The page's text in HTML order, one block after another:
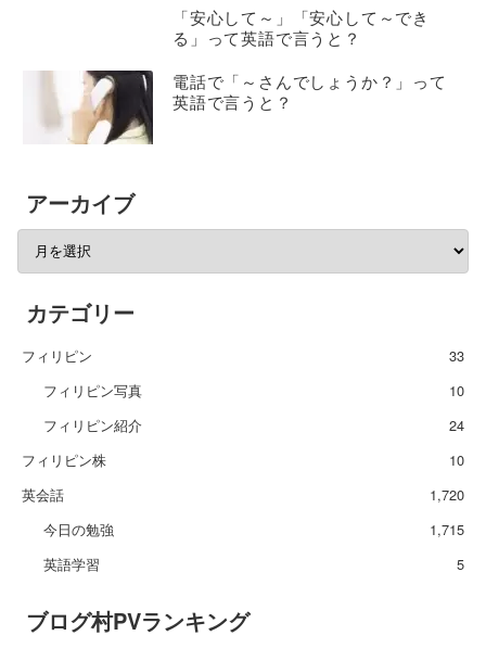
「安心して～」「安心して～でき
る」って英語で言うと？
電話で「～さんでしょうか？」って
英語で言うと？
アーカイブ
カテゴリー
フィリピン
33
フィリピン写真
10
フィリピン紹介
24
フィリピン株
10
英会話
1,720
今日の勉強
1,715
英語学習
5
ブログ村PVランキング